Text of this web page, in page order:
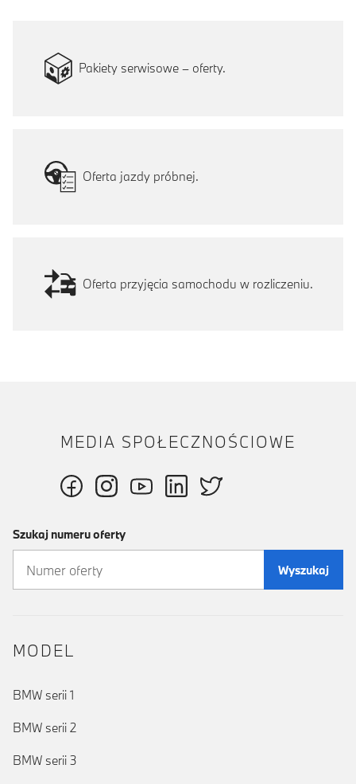
Pakiety serwisowe – oferty.
Oferta jazdy próbnej.
Oferta przyjęcia samochodu w rozliczeniu.
MEDIA SPOŁECZNOŚCIOWE
Szukaj numeru oferty
Wyszukaj
MODEL
BMW serii 1
BMW serii 2
BMW serii 3